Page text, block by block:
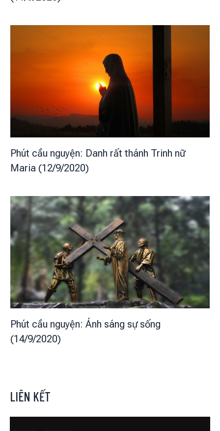
Phút cầu nguyện: Danh rất thánh Trinh nữ
Maria (12/9/2020)
Phút cầu nguyện: Ánh sáng sự sống
(14/9/2020)
LIÊN KẾT